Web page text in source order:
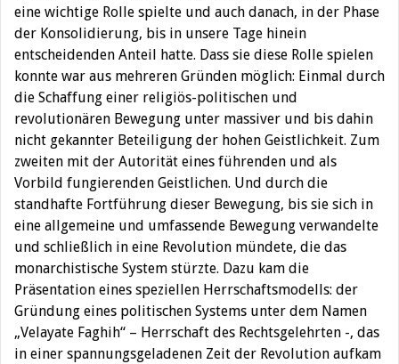
eine wichtige Rolle spielte und auch danach, in der Phase
der Konsolidierung, bis in unsere Tage hinein
entscheidenden Anteil hatte. Dass sie diese Rolle spielen
konnte war aus mehreren Gründen möglich: Einmal durch
die Schaffung einer religiös-politischen und
revolutionären Bewegung unter massiver und bis dahin
nicht gekannter Beteiligung der hohen Geistlichkeit. Zum
zweiten mit der Autorität eines führenden und als
Vorbild fungierenden Geistlichen. Und durch die
standhafte Fortführung dieser Bewegung, bis sie sich in
eine allgemeine und umfassende Bewegung verwandelte
und schließlich in eine Revolution mündete, die das
monarchistische System stürzte. Dazu kam die
Präsentation eines speziellen Herrschaftsmodells: der
Gründung eines politischen Systems unter dem Namen
„Velayate Faghih“ – Herrschaft des Rechtsgelehrten -, das
in einer spannungsgeladenen Zeit der Revolution aufkam